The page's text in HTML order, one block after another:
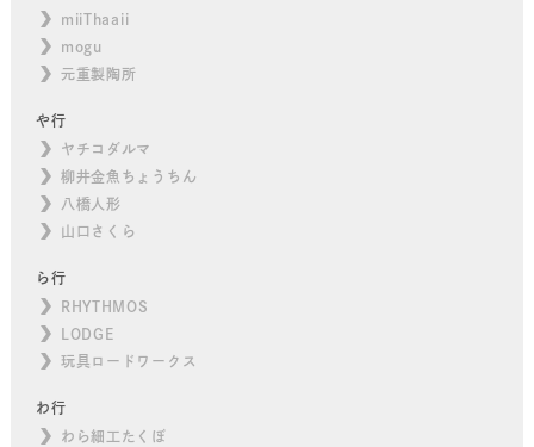
miiThaaii
mogu
元重製陶所
や行
ヤチコダルマ
柳井金魚ちょうちん
八橋人形
山口さくら
ら行
RHYTHMOS
LODGE
玩具ロードワークス
わ行
わら細工たくぼ